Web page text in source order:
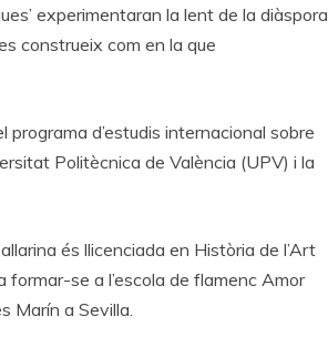
experimentaran la lent de la diàspora
construeix com en la que
programa d’estudis internacional sobre
Politècnica de València (UPV) i la
és llicenciada en Història de l’Art
se a l’escola de flamenc Amor
Marín a Sevilla.